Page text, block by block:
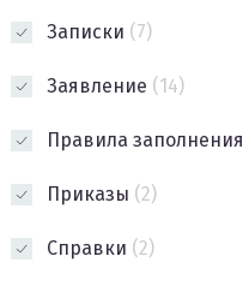
Записки (7)
Заявление (14)
Правила заполнения
Приказы (2)
Справки (2)